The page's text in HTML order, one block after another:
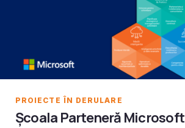
PROIECTE ÎN DERULARE
Școala Parteneră Microsoft